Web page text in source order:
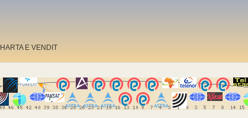
HARTA E VENDIT